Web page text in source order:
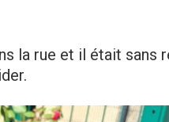
la rue et il était sans